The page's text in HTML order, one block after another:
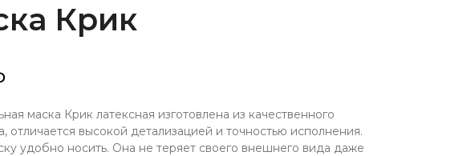
Крик
маска Крик латексная изготовлена из качественного
отличаeтся высокой детализацией и точностью исполнения.
удобно носить. Она не теряет своего внешнего вида даже